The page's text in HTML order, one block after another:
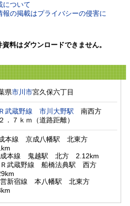
について
報の掲載はプライバシーの侵害に
料はダウンロードできません。
県市川市宮久保六丁目
武蔵野線 市川大野駅 南西方
．７ｋｍ（道路距離）
本線　京成八幡駅　北東方